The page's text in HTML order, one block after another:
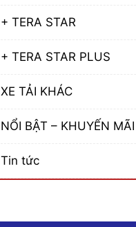
+ TERA STAR
+ TERA STAR PLUS
XE TẢI KHÁC
NỔI BẬT – KHUYẾN MÃI
Tin tức